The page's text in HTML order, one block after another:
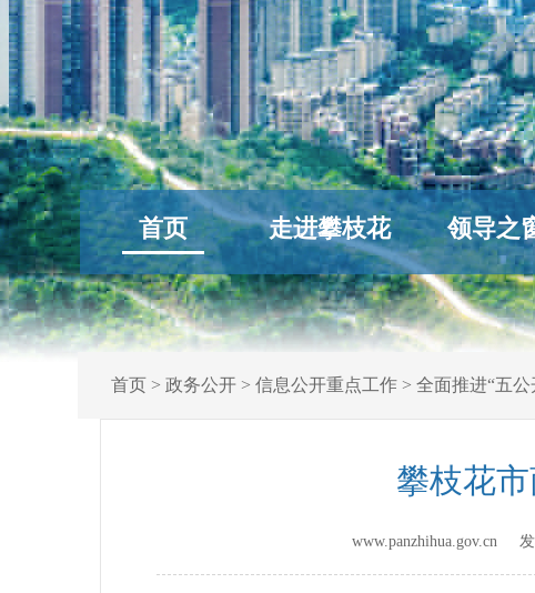
首页 走进攀枝花 领导之
首页> 政务公开> 信息公开重点工作> 全面推进“五公
攀枝花
www.panzhihua.gov.cn 发